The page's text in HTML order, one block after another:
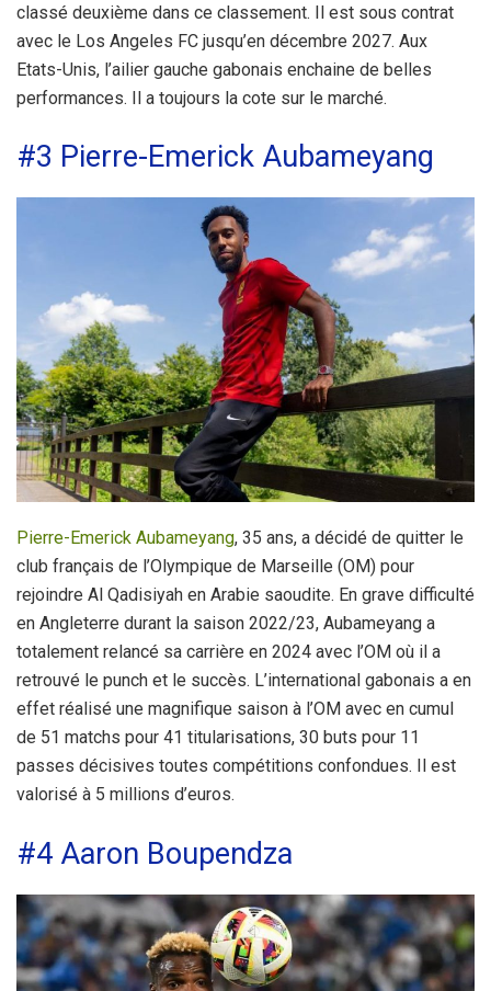
classé deuxième dans ce classement. Il est sous contrat
avec le Los Angeles FC jusqu’en décembre 2027. Aux
Etats-Unis, l’ailier gauche gabonais enchaine de belles
performances. Il a toujours la cote sur le marché.
#3 Pierre-Emerick Aubameyang
Pierre-Emerick Aubameyang, 35 ans, a décidé de quitter le
club français de l’Olympique de Marseille (OM) pour
rejoindre Al Qadisiyah en Arabie saoudite. En grave difficulté
en Angleterre durant la saison 2022/23, Aubameyang a
totalement relancé sa carrière en 2024 avec l’OM où il a
retrouvé le punch et le succès. L’international gabonais a en
effet réalisé une magnifique saison à l’OM avec en cumul
de 51 matchs pour 41 titularisations, 30 buts pour 11
passes décisives toutes compétitions confondues. Il est
valorisé à 5 millions d’euros.
#4 Aaron Boupendza